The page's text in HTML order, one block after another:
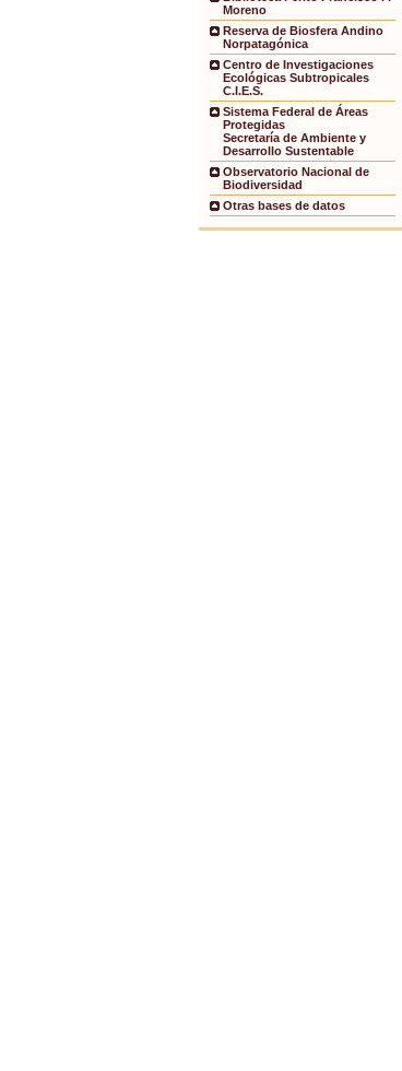
Moreno
Reserva de Biosfera Andino
Norpatagónica
Centro de Investigaciones
Ecológicas Subtropicales
C.I.E.S.
Sistema Federal de Áreas
Protegidas
Secretaría de Ambiente y
Desarrollo Sustentable
Observatorio Nacional de
Biodiversidad
Otras bases de datos